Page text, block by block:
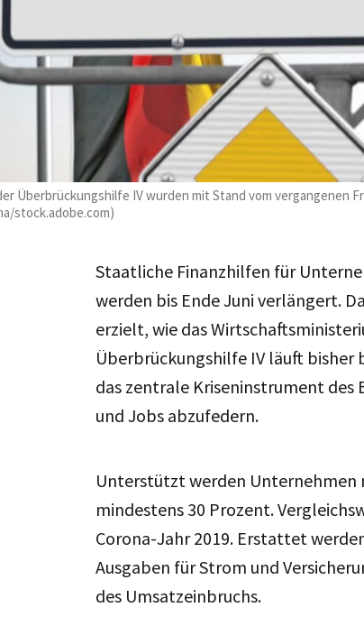
Überbrückungshilfe IV wurden mit Stand vom vergangenen
stock.adobe.com)
Staatliche Finanzhilfen für
werden bis Ende Juni verlängert.
erzielt, wie das
Überbrückungshilfe IV läuft bisher
das zentrale Kriseninstrument des
und Jobs abzufedern.
Unterstützt werden Unternehmen
mindestens 30 Prozent.
Corona-Jahr 2019. Erstattet
Ausgaben für Strom und
des Umsatzeinbruchs.